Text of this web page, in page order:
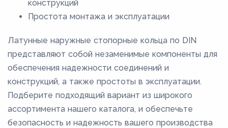
36,5
37,5
38,5
40,5
41,5
конструкций
Простота монтажа и эксплуатации
Латунные наружные стопорные кольца по DIN
представляют собой незаменимые компоненты для
обеспечения надежности соединений и
конструкций, а также простоты в эксплуатации.
Подберите подходящий вариант из широкого
ассортимента нашего каталога, и обеспечьте
безопасность и надежность вашего производства